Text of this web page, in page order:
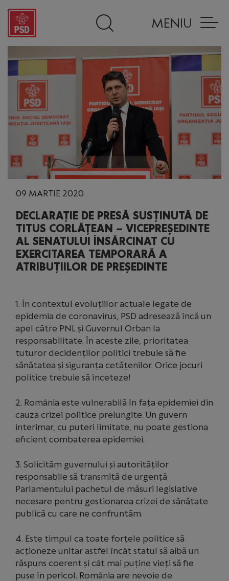
MENIU
09 MARTIE 2020
DECLARAȚIE DE PRESĂ SUSȚINUTĂ DE
TITUS CORLĂŢEAN – VICEPREȘEDINTE
AL SENATULUI ÎNSĂRCINAT CU
EXERCITAREA TEMPORARĂ A
ATRIBUȚIILOR DE PREȘEDINTE
1. În contextul evoluțiilor actuale legate de
epidemia de coronavirus, PSD adresează încă un
apel către PNL și Guvernul Orban la
responsabilitate. În aceste zile, prioritatea
tuturor decidenților politici trebuie să fie
sănătatea și siguranța cetățenilor. Orice jocuri
politice trebuie să înceteze!
2. România este vulnerabilă în fața epidemiei din
cauza crizei politice prelungite. Un guvern
interimar, cu puteri limitate, nu poate gestiona
eficient combaterea epidemiei.
3. Solicităm guvernului și autorităților
responsabile să transmită de urgență
Parlamentului pachetul de măsuri legislative
necesare pentru gestionarea crizei de sănătate
publică cu care ne confruntăm.
4. Este timpul ca toate forțele politice să
acționeze unitar astfel încât statul să aibă un
răspuns coerent și cât mai puține vieți să fie
puse în pericol. România are nevoie de